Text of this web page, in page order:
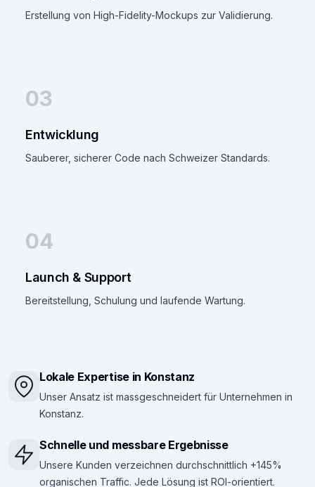
Erstellung von High-Fidelity-Mockups zur Validierung.
03
Entwicklung
Sauberer, sicherer Code nach Schweizer Standards.
04
Launch & Support
Bereitstellung, Schulung und laufende Wartung.
Lokale Expertise in Konstanz
Unser Ansatz ist massgeschneidert für Unternehmen in
Konstanz.
Schnelle und messbare Ergebnisse
Unsere Kunden verzeichnen durchschnittlich +145%
organischen Traffic. Jede Lösung ist ROI-orientiert.